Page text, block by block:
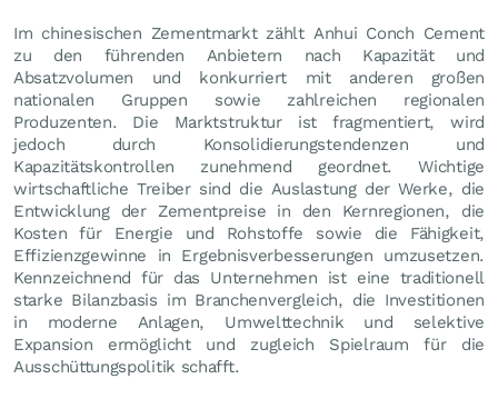
Im chinesischen Zementmarkt zählt Anhui Conch Cement
zu den führenden Anbietern nach Kapazität und
Absatzvolumen und konkurriert mit anderen großen
nationalen Gruppen sowie zahlreichen regionalen
Produzenten. Die Marktstruktur ist fragmentiert, wird
jedoch durch Konsolidierungstendenzen und
Kapazitätskontrollen zunehmend geordnet. Wichtige
wirtschaftliche Treiber sind die Auslastung der Werke, die
Entwicklung der Zementpreise in den Kernregionen, die
Kosten für Energie und Rohstoffe sowie die Fähigkeit,
Effizienzgewinne in Ergebnisverbesserungen umzusetzen.
Kennzeichnend für das Unternehmen ist eine traditionell
starke Bilanzbasis im Branchenvergleich, die Investitionen
in moderne Anlagen, Umwelttechnik und selektive
Expansion ermöglicht und zugleich Spielraum für die
Ausschüttungspolitik schafft.